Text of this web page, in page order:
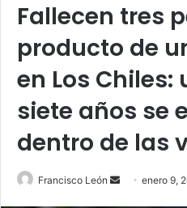
Fallecen tres
producto de
en Los Chiles:
siete años se
dentro de las
Francisco León
Sendenero 9,